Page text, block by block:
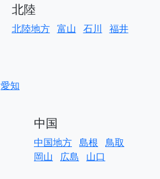
北陸
北陸地方 富山 石川 福井
愛知
中国
中国地方 島根 鳥取
岡山
広島 山口